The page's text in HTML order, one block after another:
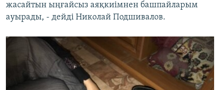
жасайтын ыңғайсыз аяқкиімнен башпайларым
ауырады, - дейді Николай Подшивалов.